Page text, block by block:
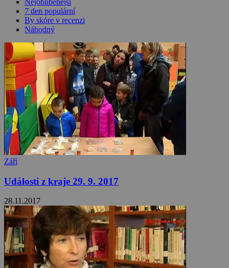
7 den populární
By skóre v recenzi
Náhodný
Září
Události z kraje 29. 9. 2017
28.11.2017